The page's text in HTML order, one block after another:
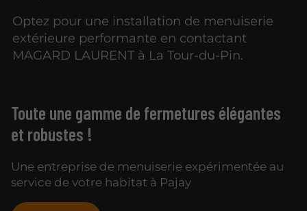
Optez pour une installation de menuiserie
extérieure performante en contactant
MAGARD LAURENT à La Tour-du-Pin.
Toute une gamme de fermetures élégantes
et robustes !
Une entreprise de menuiserie expérimentée au
service de votre habitat à Pajay